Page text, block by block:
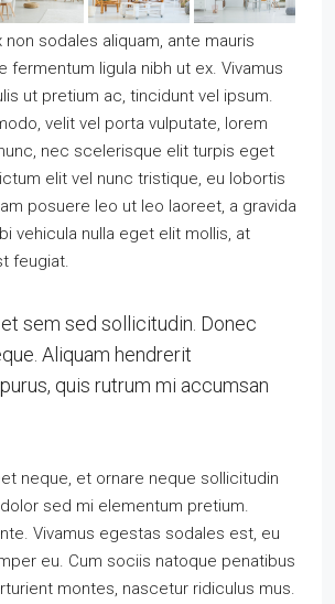
non sodales aliquam, ante mauris
fermentum ligula nibh ut ex. Vivamus
ut pretium ac, tincidunt vel ipsum.
velit vel porta vulputate, lorem
nec scelerisque elit turpis eget
elit vel nunc tristique, eu lobortis
posuere leo ut leo laoreet, a gravida
vehicula nulla eget elit mollis, at
feugiat.
sem sed sollicitudin. Donec
Aliquam hendrerit
quis rutrum mi accumsan
neque, et ornare neque sollicitudin
sed mi elementum pretium.
Vivamus egestas sodales est, eu
eu. Cum sociis natoque penatibus
montes, nascetur ridiculus mus.